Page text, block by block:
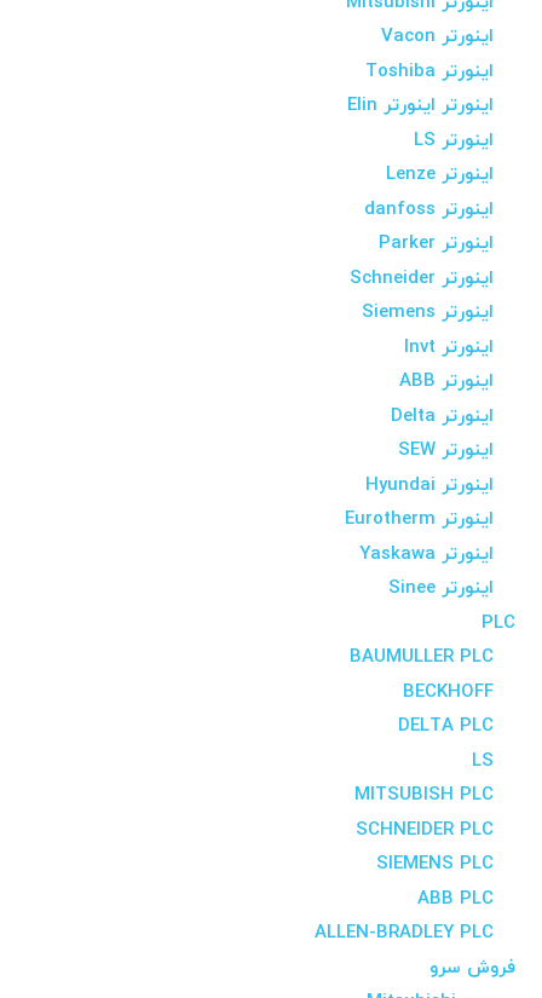
اینورتر Vacon
اینورتر Toshiba
اینورتر اینورتر Elin
اینورتر LS
اینورتر Lenze
اینورتر danfoss
اینورتر Parker
اینورتر Schneider
اینورتر Siemens
اینورتر Invt
اینورتر ABB
اینورتر Delta
اینورتر SEW
اینورتر Hyundai
اینورتر Eurotherm
اینورتر Yaskawa
اینورتر Sinee
PLC
BAUMULLER PLC
BECKHOFF
DELTA PLC
LS
MITSUBISH PLC
SCHNEIDER PLC
SIEMENS PLC
ABB PLC
ALLEN-BRADLEY PLC
فروش سرو